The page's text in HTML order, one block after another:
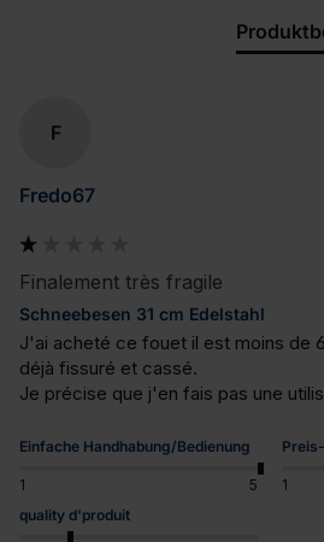
F
Fredo67
Finalement très fragile
Schneebesen 31 cm Edelstahl
J'ai acheté ce fouet il est moins de
déjà fissuré et cassé.
Je précise que j'en fais pas une
Einfache Handhabung/Bedienung
1 5 1
quality d'produit